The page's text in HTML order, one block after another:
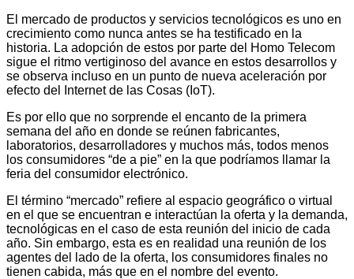
El mercado de productos y servicios tecnológicos es uno en
crecimiento como nunca antes se ha testificado en la
historia. La adopción de estos por parte del Homo Telecom
sigue el ritmo vertiginoso del avance en estos desarrollos y
se observa incluso en un punto de nueva aceleración por
efecto del Internet de las Cosas (IoT).
Es por ello que no sorprende el encanto de la primera
semana del año en donde se reúnen fabricantes,
laboratorios, desarrolladores y muchos más, todos menos
los consumidores “de a pie” en la que podríamos llamar la
feria del consumidor electrónico.
El término “mercado” refiere al espacio geográfico o virtual
en el que se encuentran e interactúan la oferta y la demanda,
tecnológicas en el caso de esta reunión del inicio de cada
año. Sin embargo, esta es en realidad una reunión de los
agentes del lado de la oferta, los consumidores finales no
tienen cabida, más que en el nombre del evento.